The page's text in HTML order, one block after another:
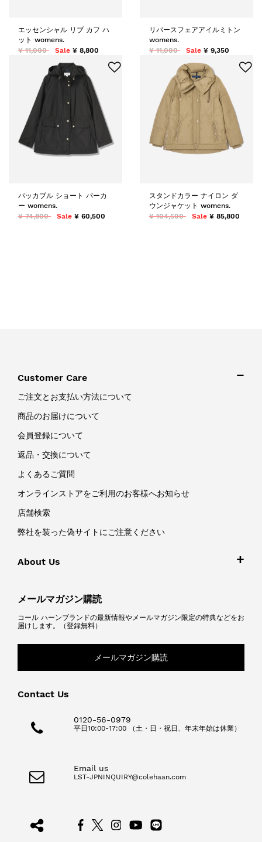
エッセンシャル リブ カフ ハ
ット womens.
¥ 11,000
Sale ¥ 8,800
リバースフェアアイルミトン
womens.
¥ 11,000
Sale ¥ 9,350
パッカブル ショート パーカ
ー womens.
¥ 74,800
Sale ¥ 60,500
スタンドカラー ナイロン ダ
ウンジャケット womens.
¥ 104,500
Sale ¥ 85,800
Customer Care
ご注文とお支払い方法について
商品のお届けについて
会員登録について
返品・交換について
よくあるご質問
オンラインストアをご利用のお客様へお知らせ
店舗検索
弊社を装った偽サイトにご注意ください
About Us
メールマガジン購読
コール ハーンブランドの最新情報やメールマガジン限定の特典などをお
届けします。（登録無料）
メールマガジン購読
Contact Us
0120-56-0979
平日10:00-17:00 （土・日・祝日、年末年始は休業）
Email us
LST-JPNINQUIRY@colehaan.com